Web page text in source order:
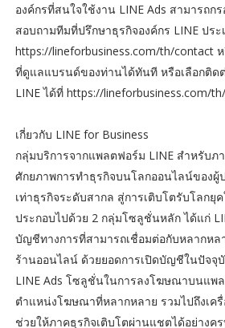
องค์กรที่สนใจใช้งาน LINE Ads สามารถก
สอบถามทีมที่ปรึกษาธุรกิจองค์กร LINE ประ
https://lineforbusiness.com/th/contact
ที่ดูแลแบรนด์ของท่านได้ทันที หรือเลือกติด
LINE ได้ที่ https://lineforbusiness.com/
เกี่ยวกับ LINE for Business
กลุ่มบริการจากแพลตฟอร์ม LINE สำหรับภ
ศักยภาพการทำธุรกิจบนโลกออนไลน์ของผู้
เท่าธุรกิจระดับสากล สู่การเติบโตรับโลกยุ
ประกอบไปด้วย 2 กลุ่มโซลูชั่นหลัก ได้แก่
บัญชีทางการที่สามารถเชื่อมต่อกับหลากหล
ร้านออนไลน์ ด้วยยอดการเปิดบัญชีในปัจ
LINE Ads โซลูชั่นในการลงโฆษณาบนแพ
ตำแหน่งโฆษณาที่หลากหลาย รวมไปถึงเค
ช่วยให้ภาคธุรกิจเติบโตผ่านแชตได้อย่างคร